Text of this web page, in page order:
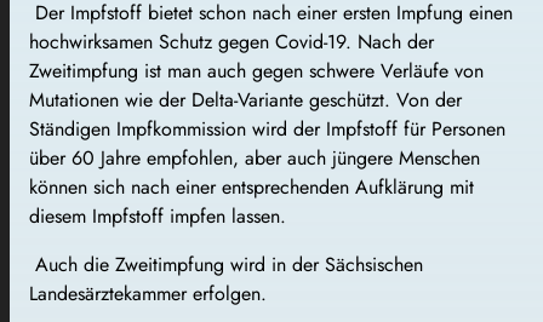
Der Impfstoff bietet schon nach einer ersten Impfung einen
hochwirksamen Schutz gegen Covid-19. Nach der
Zweitimpfung ist man auch gegen schwere Verläufe von
Mutationen wie der Delta-Variante geschützt. Von der
Ständigen Impfkommission wird der Impfstoff für Personen
über 60 Jahre empfohlen, aber auch jüngere Menschen
können sich nach einer entsprechenden Aufklärung mit
diesem Impfstoff impfen lassen.
Auch die Zweitimpfung wird in der Sächsischen
Landesärztekammer erfolgen.